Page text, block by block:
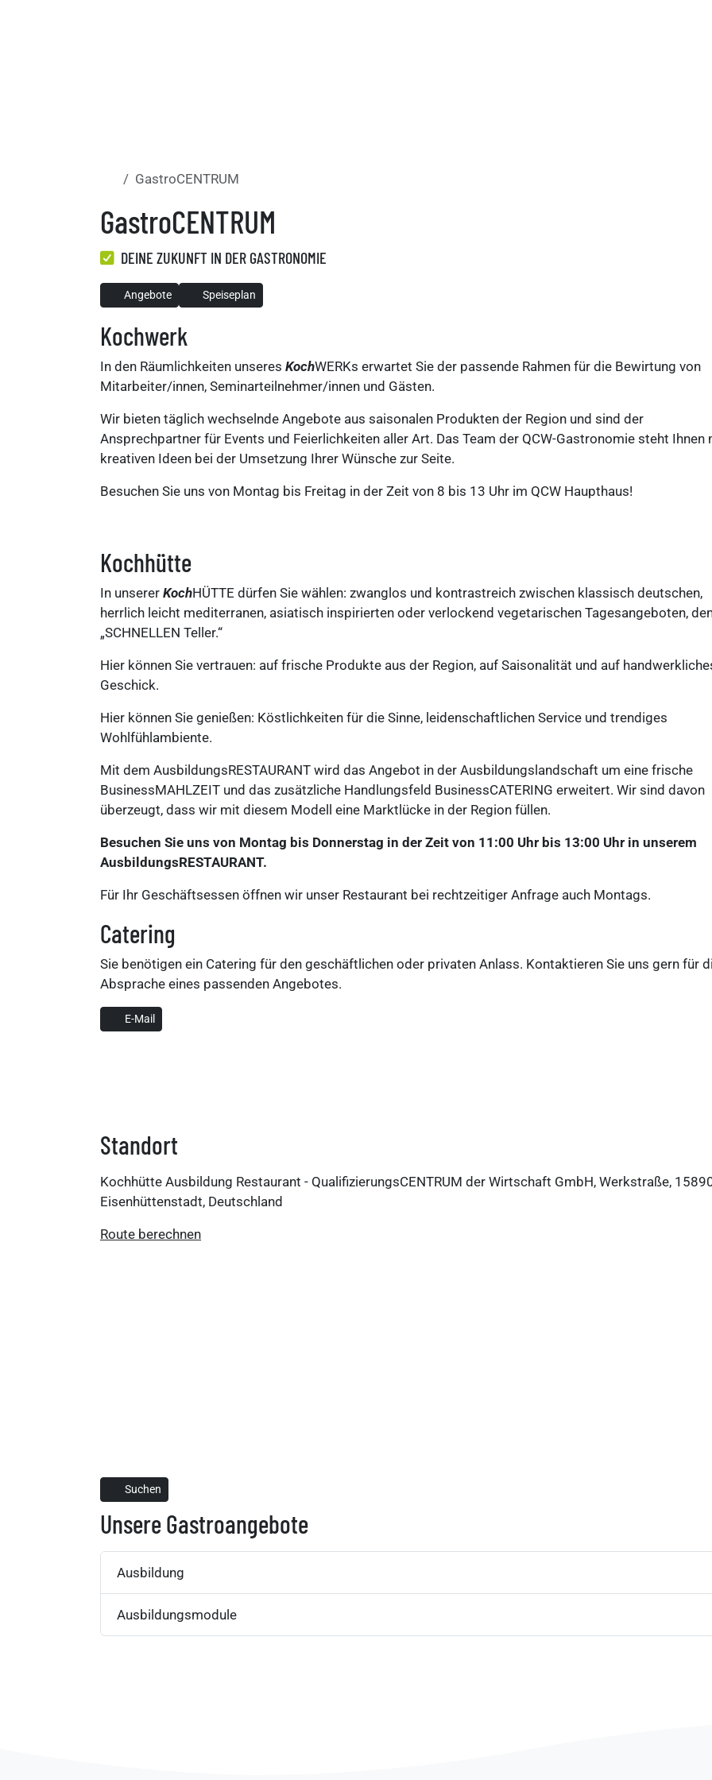
GastroCENTRUM
GastroCENTRUM
DEINE ZUKUNFT IN DER GASTRONOMIE
Angebote Speiseplan
Kochwerk
In den Räumlichkeiten unseres KochWERKs erwartet Sie der passende Rahmen für die Bewirtung von
Mitarbeiter/innen, Seminarteilnehmer/innen und Gästen.
Wir bieten täglich wechselnde Angebote aus saisonalen Produkten der Region und sind der
Ansprechpartner für Events und Feierlichkeiten aller Art. Das Team der QCW-Gastronomie steht Ihnen
kreativen Ideen bei der Umsetzung Ihrer Wünsche zur Seite.
Besuchen Sie uns von Montag bis Freitag in der Zeit von 8 bis 13 Uhr im QCW Haupthaus!
Kochhütte
In unserer KochHÜTTE dürfen Sie wählen: zwanglos und kontrastreich zwischen klassisch deutschen,
herrlich leicht mediterranen, asiatisch inspirierten oder verlockend vegetarischen Tagesangeboten,
„SCHNELLEN Teller.“
Hier können Sie vertrauen: auf frische Produkte aus der Region, auf Saisonalität und auf
Geschick.
Hier können Sie genießen: Köstlichkeiten für die Sinne, leidenschaftlichen Service und trendiges
Wohlfühlambiente.
Mit dem AusbildungsRESTAURANT wird das Angebot in der Ausbildungslandschaft um eine frische
BusinessMAHLZEIT und das zusätzliche Handlungsfeld BusinessCATERING erweitert. Wir sind davon
überzeugt, dass wir mit diesem Modell eine Marktlücke in der Region füllen.
Besuchen Sie uns von Montag bis Donnerstag in der Zeit von 11:00 Uhr bis 13:00 Uhr in unserem
AusbildungsRESTAURANT.
Für Ihr Geschäftsessen öffnen wir unser Restaurant bei rechtzeitiger Anfrage auch Montags.
Catering
Sie benötigen ein Catering für den geschäftlichen oder privaten Anlass. Kontaktieren Sie uns gern für
Absprache eines passenden Angebotes.
E-Mail
Standort
Kochhütte Ausbildung Restaurant - QualifizierungsCENTRUM der Wirtschaft GmbH, Werkstraße,
Eisenhüttenstadt, Deutschland
Route berechnen
Suchen
Unsere Gastroangebote
Ausbildung
Ausbildungsmodule